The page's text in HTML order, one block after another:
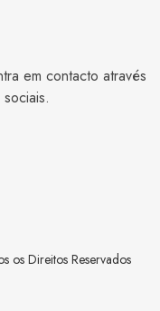
em contacto através
os Direitos Reservados